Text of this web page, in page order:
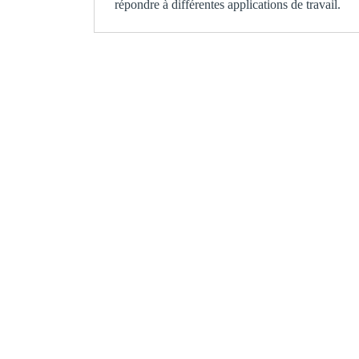
répondre à différentes applications de travail.